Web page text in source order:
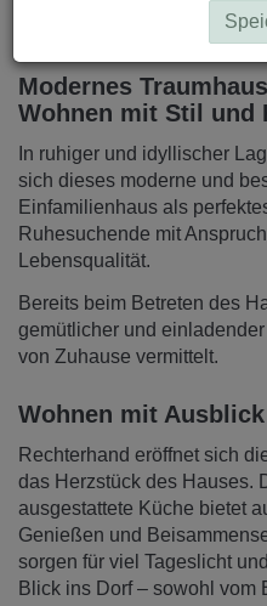
Modernes
Wohnen mit Stil und
In ruhiger und idyllischer
sich dieses moderne und
Einfamilienhaus als
Ruhesuchende mit
Lebensqualität.
Bereits beim Betreten des
gemütlicher und
von Zuhause vermittelt.
Wohnen mit Ausblick
Rechterhand eröffnet sich
das Herzstück des Hauses.
ausgestattete Küche bietet
Genießen und
sorgen für viel Tageslicht
Blick ins Dorf – sowohl vom